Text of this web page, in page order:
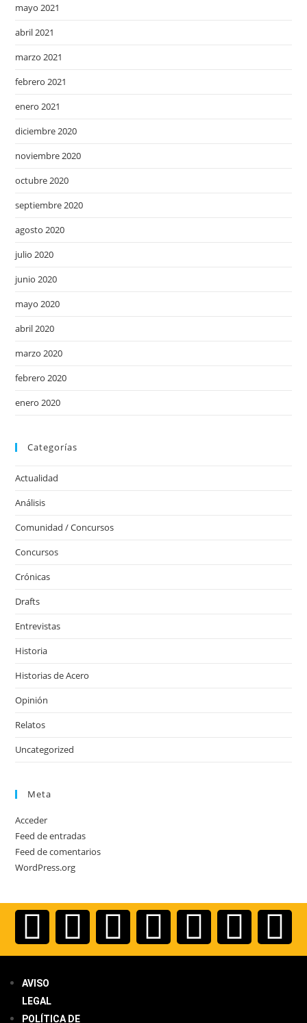
mayo 2021
abril 2021
marzo 2021
febrero 2021
enero 2021
diciembre 2020
noviembre 2020
octubre 2020
septiembre 2020
agosto 2020
julio 2020
junio 2020
mayo 2020
abril 2020
marzo 2020
febrero 2020
enero 2020
Categorías
Actualidad
Análisis
Comunidad / Concursos
Concursos
Crónicas
Drafts
Entrevistas
Historia
Historias de Acero
Opinión
Relatos
Uncategorized
Meta
Acceder
Feed de entradas
Feed de comentarios
WordPress.org
AVISO
LEGAL
POLÍTICA DE